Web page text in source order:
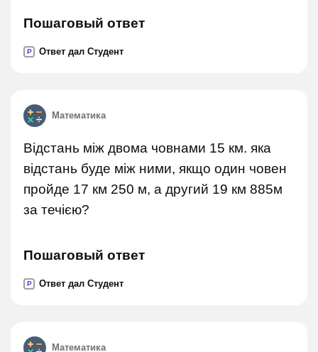
Пошаговый ответ
P Ответ дал Студент
Математика
Відстань між двома човнами 15 км. яка
відстань буде між ними, якщо один човен
пройде 17 км 250 м, а другий 19 км 885м
за течією?
Пошаговый ответ
P Ответ дал Студент
Математика